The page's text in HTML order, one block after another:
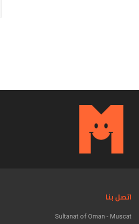
اتصل بنا
Sultanat of Oman - Muscat